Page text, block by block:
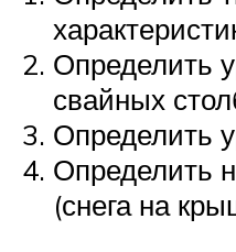
Определить
свайных
Определить
Определить
(снега на